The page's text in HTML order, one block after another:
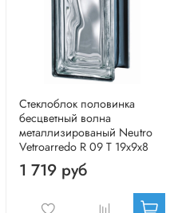
Стеклоблок половинка
бесцветный волна
металлизированый Neutro
Vetroarredo R 09 T 19x9x8
1 719 руб